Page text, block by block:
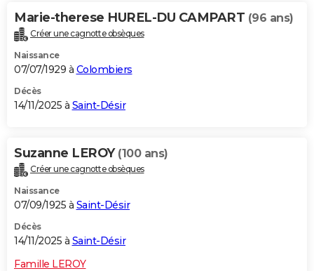
Marie-therese HUREL-DU CAMPART (96 ans)
Créer une cagnotte obsèques
Naissance
07/07/1929 à Colombiers
Décès
14/11/2025 à Saint-Désir
Suzanne LEROY (100 ans)
Créer une cagnotte obsèques
Naissance
07/09/1925 à Saint-Désir
Décès
14/11/2025 à Saint-Désir
Famille LEROY